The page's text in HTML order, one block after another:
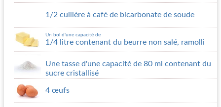
1/2 cuillère à café de bicarbonate de soude
Un bol d'une capacité de
1/4 litre contenant du beurre non salé, ramolli
Une tasse d'une capacité de 80 ml contenant du
sucre cristallisé
4 œufs